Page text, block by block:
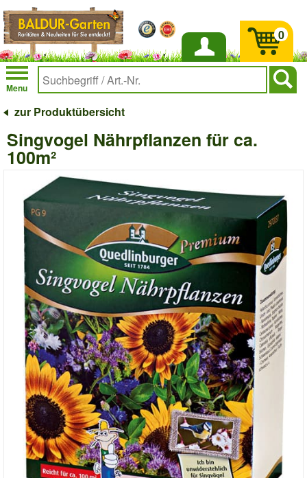
Anmelden
Menu
0
zur Produktübersicht
Singvogel Nährpflanzen für ca.
100m²